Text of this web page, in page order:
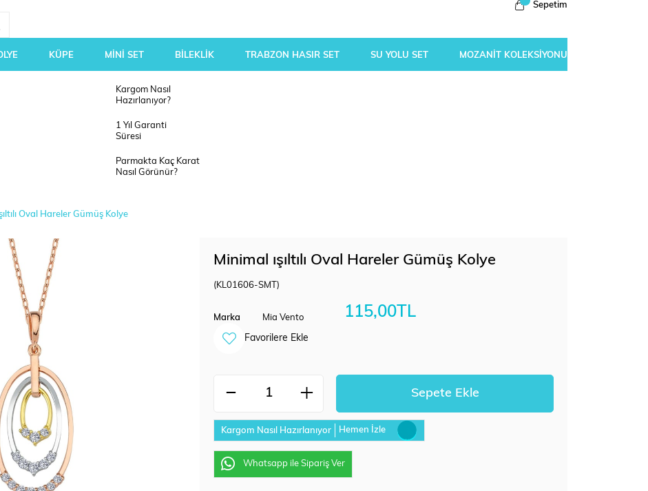
Sepetim
KÜPE MİNİ SET BİLEKLİK TRABZON HASIR SET SU YOLU SET MOZANİT KOLEKSİYONU
Kargom Nasıl
Hazırlanıyor?
1 Yıl Garanti
Süresi
Parmakta Kaç Karat
Nasıl Görünür?
Oval Hareler Gümüş Kolye
Minimal ışıltılı Oval Hareler Gümüş Kolye
(KL01606-SMT)
Marka Mia Vento 115,00TL
Favorilere Ekle
Kargom Nasıl Hazırlanıyor Hemen İzle
Whatsapp ile Sipariş Ver